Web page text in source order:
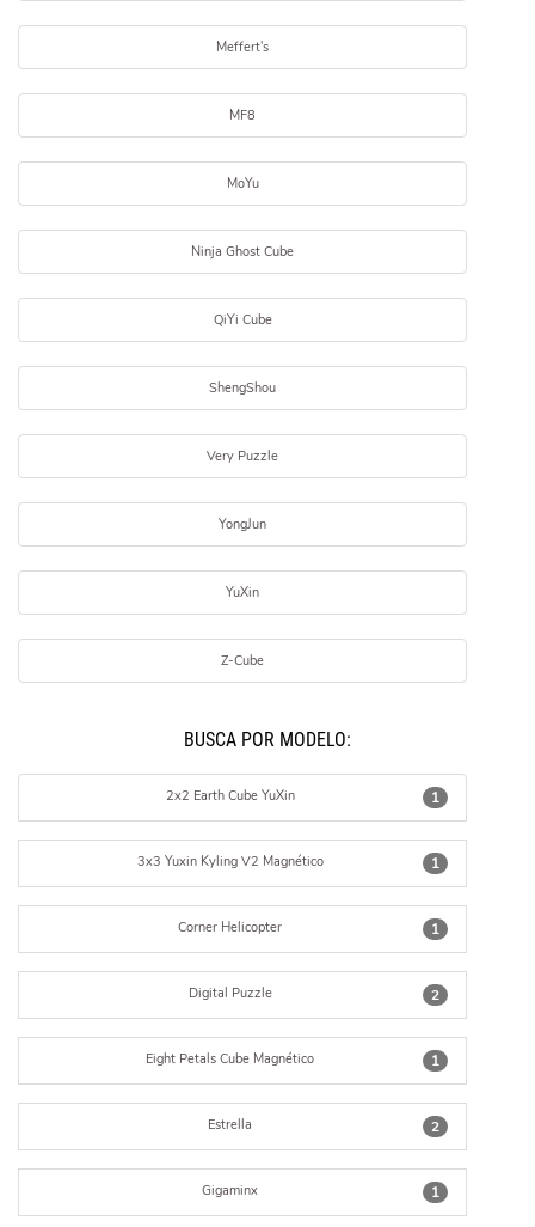
Meffert's
MF8
MoYu
Ninja Ghost Cube
QiYi Cube
ShengShou
Very Puzzle
YongJun
YuXin
Z-Cube
BUSCÁ POR MODELO:
1
2x2 Earth Cube YuXin
1
3x3 Yuxin Kyling V2 Magnético
1
Corner Helicopter
2
Digital Puzzle
1
Eight Petals Cube Magnético
2
Estrella
1
Gigaminx